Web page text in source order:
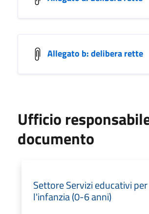
Allegato b: delibera rette
Ufficio
documento
Settore Servizi educativi per
l'infanzia (0-6 anni)